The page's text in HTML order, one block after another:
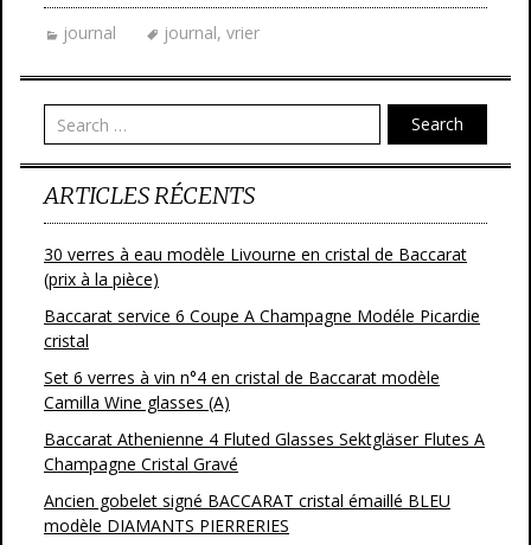
journal journal, vrier
Search
ARTICLES RÉCENTS
30 verres à eau modèle Livourne en cristal de Baccarat
(prix à la pièce)
Baccarat service 6 Coupe A Champagne Modéle Picardie
cristal
Set 6 verres à vin n°4 en cristal de Baccarat modèle
Camilla Wine glasses (A)
Baccarat Athenienne 4 Fluted Glasses Sektgläser Flutes A
Champagne Cristal Gravé
Ancien gobelet signé BACCARAT cristal émaillé BLEU
modèle DIAMANTS PIERRERIES